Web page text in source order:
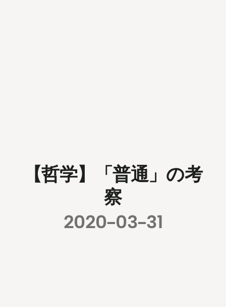
【哲学】「普通」の考
察
2020-03-31